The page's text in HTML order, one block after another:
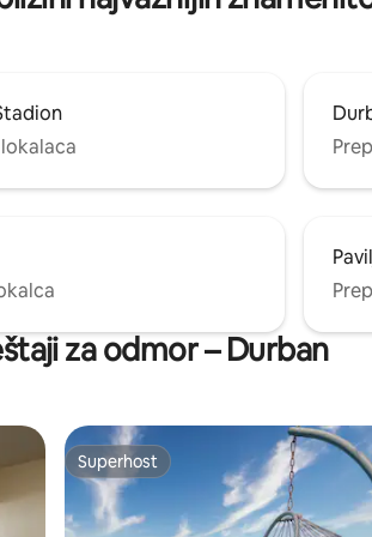
za odmor – Durban
Superhost
Superhost